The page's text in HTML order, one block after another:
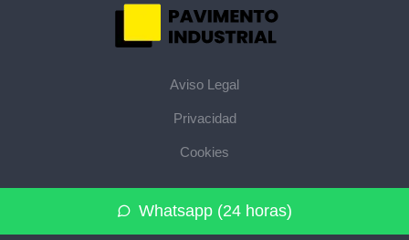
Whatsapp (24 horas)
Aviso Legal
Privacidad
Cookies
© 2026 pavimentoindustrial.pro · La web de pavimentos
industriales de su provincia · Mapa del sitio